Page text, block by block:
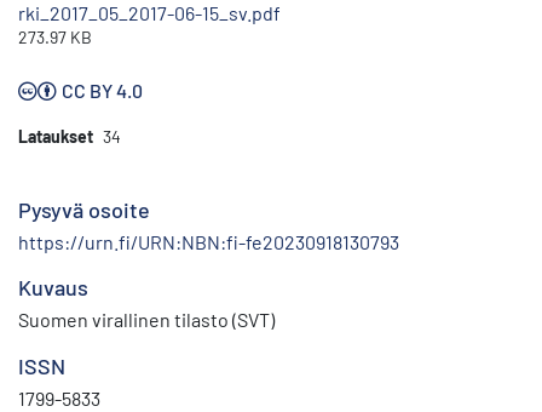
rki_2017_05_2017-06-15_sv.pdf
273.97 KB
CC BY 4.0
Lataukset 34
Pysyvä osoite
https://urn.fi/URN:NBN:fi-fe20230918130793
Kuvaus
Suomen virallinen tilasto (SVT)
ISSN
1799-5833